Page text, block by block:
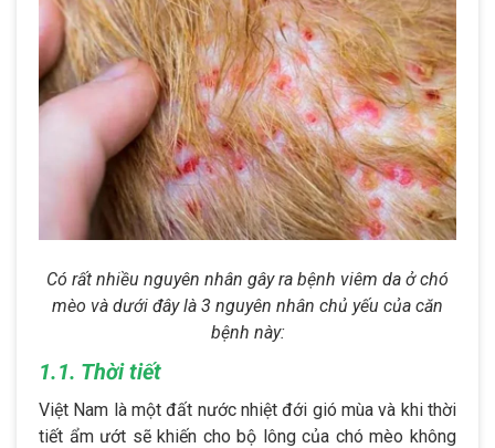
Có rất nhiều nguyên nhân gây ra bệnh viêm da ở chó
mèo và dưới đây là 3 nguyên nhân chủ yếu của căn
bệnh này:
1.1. Thời tiết
Việt Nam là một đất nước nhiệt đới gió mùa và khi thời
tiết ẩm ướt sẽ khiến cho bộ lông của chó mèo không